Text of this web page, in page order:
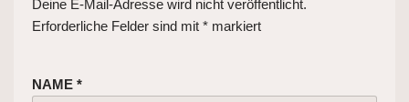
Deine E-Mail-Adresse wird nicht veröffentlicht.
Erforderliche Felder sind mit * markiert
NAME *